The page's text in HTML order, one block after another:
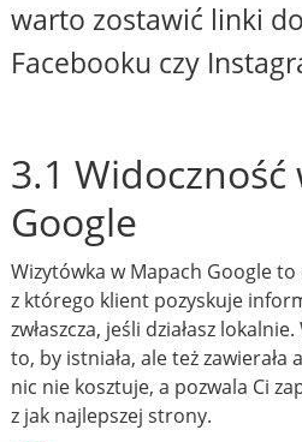
warto zostawić linki
Facebooku czy
3.1 Widoczność
Google
Wizytówka w Mapach Google
z którego klient pozyskuje
zwłaszcza, jeśli działasz
to, by istniała, ale też
nic nie kosztuje, a pozwala Ci
z jak najlepszej strony.